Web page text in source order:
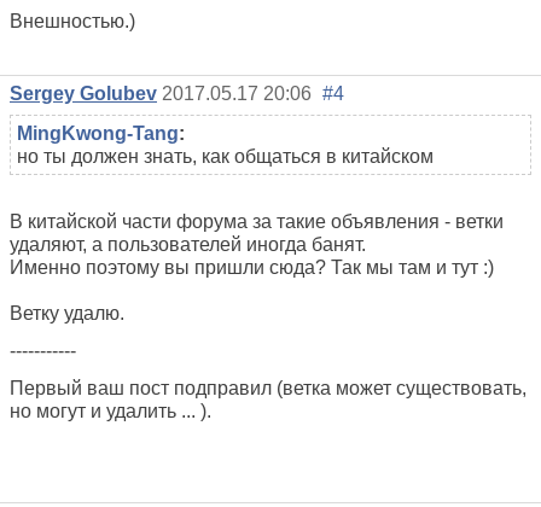
Внешностью.)
Sergey Golubev 2017.05.17 20:06 #4
MingKwong-Tang:
но ты должен знать, как общаться в китайском
В китайской части форума за такие объявления - ветки
удаляют, а пользователей иногда банят.
Именно поэтому вы пришли сюда? Так мы там и тут :)
Ветку удалю.
-----------
Первый ваш пост подправил (ветка может существовать,
но могут и удалить ... ).